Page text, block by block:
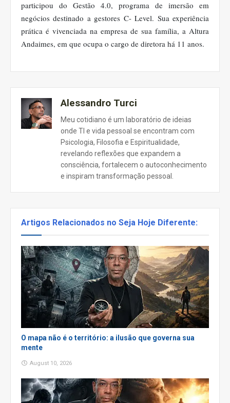
participou do Gestão 4.0, programa de imersão em
negócios destinado a gestores C- Level. Sua experiência
prática é vivenciada na empresa de sua família, a Altura
Andaimes, em que ocupa o cargo de diretora há 11 anos.
Alessandro Turci
Meu cotidiano é um laboratório de ideias
onde TI e vida pessoal se encontram com
Psicologia, Filosofia e Espiritualidade,
revelando reflexões que expandem a
consciência, fortalecem o autoconhecimento
e inspiram transformação pessoal.
Artigos Relacionados no Seja Hoje Diferente:
O mapa não é o território: a ilusão que governa sua
mente
August 10, 2026